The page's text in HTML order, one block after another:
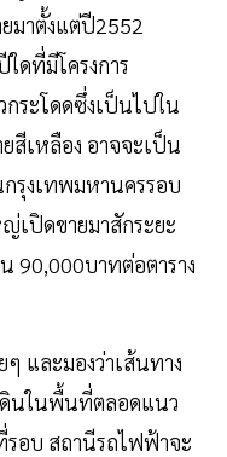
มาตั้งแต่ปี2552
ดที่มีโครงการ
ระโดดซึ่งเป็นไปใน
สีเหลือง อาจจะเป็น
รุงเทพมหานครรอบ
เปิดขายมาสักระยะ
90,000บาทต่อตาราง
และมองว่าเส้นทาง
นในพื้นที่ตลอดแนว
อบ สถานีรถไฟฟ้าจะ